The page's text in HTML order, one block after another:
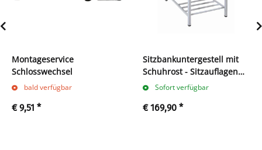
Montageservice
Schlosswechsel
bald verfügbar
€ 9,51 *
Sitzbankuntergestell mit
Schuhrost - Sitzauflagen
buche - 400 x 500 x 800
Sofort verfügbar
€ 169,90 *